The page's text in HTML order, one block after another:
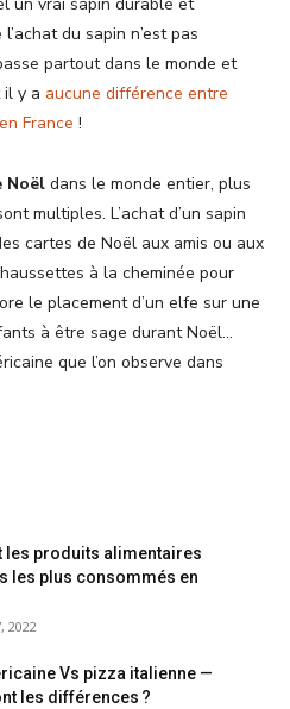
du sapin n’est pas
partout dans le monde et
il y a aucune différence entre
France !
Noël dans le monde entier, plus
multiples. L’achat d’un sapin
cartes de Noël aux amis ou aux
à la cheminée pour
le placement d’un elfe sur une
à être sage durant Noël…
que l’on observe dans
les produits alimentaires
les plus consommés en
2022
Vs pizza italienne —
les différences ?